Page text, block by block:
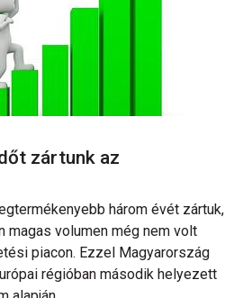
zártunk az
három évét zártuk,
magas volumen még nem volt
piacon. Ezzel Magyarország
régióban második helyezett